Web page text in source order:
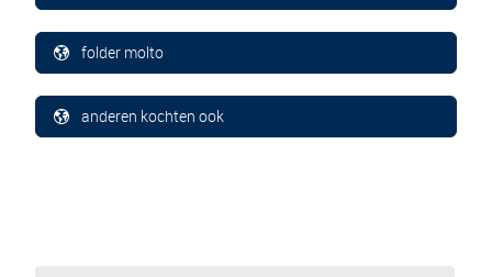
folder molto
anderen kochten ook